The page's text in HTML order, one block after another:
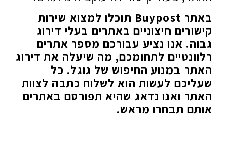
באתר Buypost תוכלו למצוא שירות
קישורים חיצוניים באתרים בעלי דירוג
גבוה. אנו נציע עבורכם מספר אתרים
רלוונטיים לתחומכם, מה שיעלה את דירוג
האתר במנוע החיפוש של גוגל. כל
שעליכם לעשות הוא לשלוח כתבה לצוות
האתר ואנו נדאג שהיא תפורסם באתרים
אותם תבחרו מראש.